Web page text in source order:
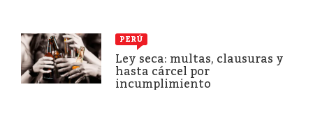
PERÚ
Ley seca: multas, clausuras y
hasta cárcel por
incumplimiento